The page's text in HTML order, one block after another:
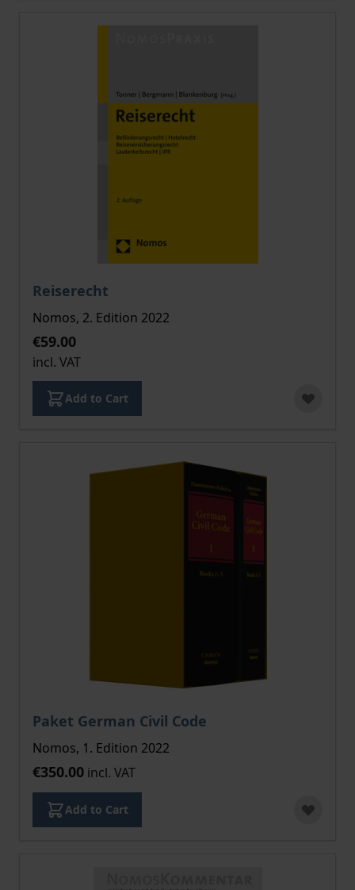
Reiserecht
The price depends on the options chosen on the
Nomos, 2. Edition 2022
€59.00
incl. VAT
Add to Cart
Paket German Civil Code
Nomos, 1. Edition 2022
€350.00 incl. VAT
Add to Cart